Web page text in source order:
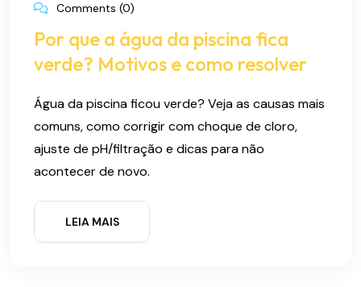
Comments (0)
Por que a água da piscina fica
verde? Motivos e como resolver
Água da piscina ficou verde? Veja as causas mais
comuns, como corrigir com choque de cloro,
ajuste de pH/filtração e dicas para não
acontecer de novo.
LEIA MAIS